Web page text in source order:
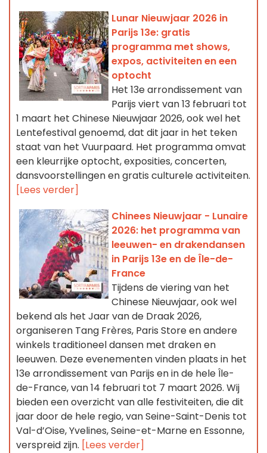
Lunar Nieuwjaar 2026 in
Parijs 13e: gratis
programma met shows,
expos, activiteiten en een
optocht
Het 13e arrondissement van
Parijs viert van 13 februari tot
1 maart het Chinese Nieuwjaar 2026, ook wel het
Lentefestival genoemd, dat dit jaar in het teken
staat van het Vuurpaard. Het programma omvat
een kleurrijke optocht, exposities, concerten,
dansvoorstellingen en gratis culturele activiteiten.
[Lees verder]
Chinees Nieuwjaar - Lunaire
2026: het programma van
leeuwen- en drakendansen
in Parijs 13e en de Île-de-
France
Tijdens de viering van het
Chinese Nieuwjaar, ook wel
bekend als het Jaar van de Draak 2026,
organiseren Tang Frères, Paris Store en andere
winkels traditioneel dansen met draken en
leeuwen. Deze evenementen vinden plaats in het
13e arrondissement van Parijs en in de hele Île-
de-France, van 14 februari tot 7 maart 2026. Wij
bieden een overzicht van alle festiviteiten, die dit
jaar door de hele regio, van Seine-Saint-Denis tot
Val-d’Oise, Yvelines, Seine-et-Marne en Essonne,
verspreid zijn. [Lees verder]